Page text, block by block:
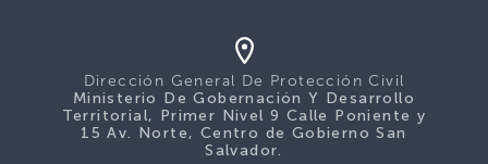
Dirección General De Protección Civil
Ministerio De Gobernación Y Desarrollo
Territorial, Primer Nivel 9 Calle Poniente y
15 Av. Norte, Centro de Gobierno San
Salvador.